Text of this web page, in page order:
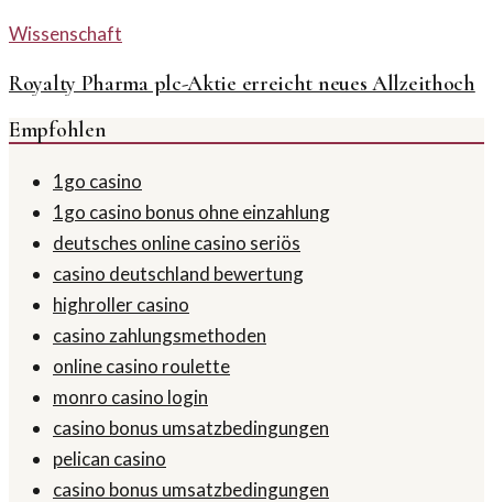
Wissenschaft
Royalty Pharma plc-Aktie erreicht neues Allzeithoch
Empfohlen
1go casino
1go casino bonus ohne einzahlung
deutsches online casino seriös
casino deutschland bewertung
highroller casino
casino zahlungsmethoden
online casino roulette
monro casino login
casino bonus umsatzbedingungen
pelican casino
casino bonus umsatzbedingungen